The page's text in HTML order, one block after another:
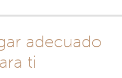
adecuado
ti